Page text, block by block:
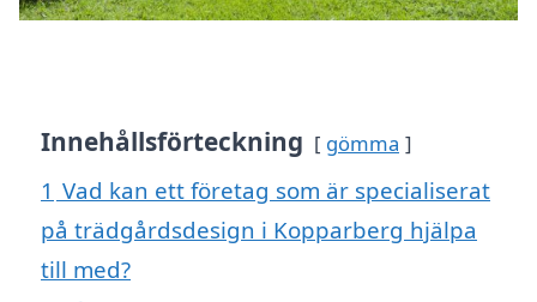
Innehållsförteckning gömma
1 Vad kan ett företag som är specialiserat
på trädgårdsdesign i Kopparberg hjälpa
till med?